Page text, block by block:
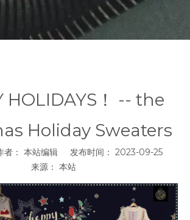
HOLIDAYS！ -- the
Holiday Sweaters
： 本站编辑 发布时间： 2023-09-25
来源： 本站